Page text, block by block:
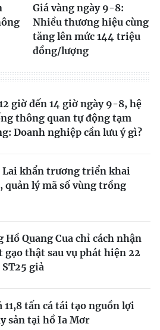
Giá vàng ngày 9-8:
Nhiều thương hiệu cùng
tăng lên mức 144 triệu
đồng/lượng
giờ đến 14 giờ ngày 9-8, hệ
thông quan tự động tạm
Doanh nghiệp cần lưu ý gì?
Lai khẩn trương triển khai
quản lý mã số vùng trồng
Hồ Quang Cua chỉ cách nhận
gạo thật sau vụ phát hiện 22
giả
11,8 tấn cá tái tạo nguồn lợi
sản tại hồ Ia Mơr